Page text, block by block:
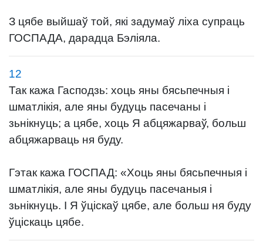
З цябе выйшаў той, які задумаў ліха супраць
ГОСПАДА, дарадца Бэліяла.
12
Так кажа Гасподзь: хоць яны бясьпечныя і
шматлікія, але яны будуць пасечаны і
зьнікнуць; а цябе, хоць Я абцяжарваў, больш
абцяжарваць ня буду.
Гэтак кажа ГОСПАД: «Хоць яны бясьпечныя і
шматлікія, але яны будуць пасечаныя і
зьнікнуць. І Я ўціскаў цябе, але больш ня буду
ўціскаць цябе.